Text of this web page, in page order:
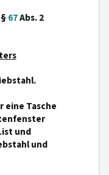
67Abs. 2
Tasche
und
und